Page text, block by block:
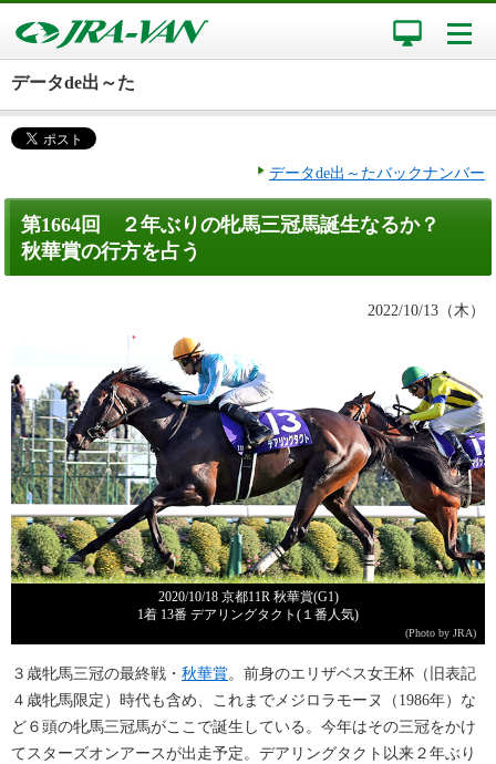
データde出～た
データde出～たバックナンバー
第1664回 ２年ぶりの牝馬三冠馬誕生なるか？
秋華賞の行方を占う
2022/10/13（木）
2020/10/18 京都11R 秋華賞(G1)
1着 13番 デアリングタクト(１番人気)
(Photo by JRA)
３歳牝馬三冠の最終戦・ 秋華賞。前身のエリザベス女王杯（旧表記
４歳牝馬限定）時代も含め、これまでメジロラモーヌ（1986年）な
ど６頭の牝馬三冠馬がここで誕生している。今年はその三冠をかけ
てスターズオンアースが出走予定。デアリングタクト以来２年ぶり